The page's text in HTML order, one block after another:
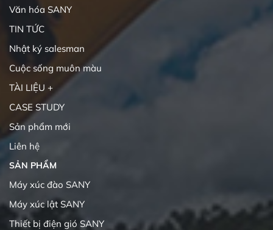
Văn hóa SANY
TIN TỨC
Nhật ký salesman
Cuộc sống muôn màu
TÀI LIỆU +
CASE STUDY
Sản phẩm mới
Liên hệ
SẢN PHẨM
Máy xúc đào SANY
Máy xúc lật SANY
Thiết bị điện gió SANY